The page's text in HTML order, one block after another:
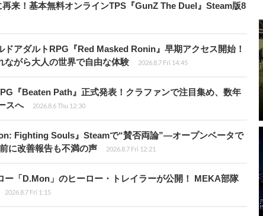
来！基本無料オンラインTPS『GunZ The Duel』Steam版8
ドアダルトRPG『Red Masked Ronin』早期アクセス開始！
ながら大人の世界で自由な体験
2026.8.7 Fri 14:45
『Beaten Path』正式発表！クラファンで注目集め、数年
スへ
2026.8.6 Thu 12:30
Fighting Souls』Steamで“賛否両論”―オープンベータで
に改善報告も不満の声
2026.8.7 Fri 12:21
ー「D.Mon」のヒーロー・トレイラーが公開！ MEKA部隊
2026.8.7 Fri 1:15